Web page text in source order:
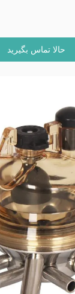
حالا تماس بگیرید